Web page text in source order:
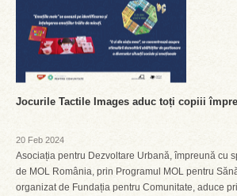
Jocurile Tactile Images aduc toți copiii
20 Feb 2024
Asociația pentru Dezvoltare Urbană, împreună cu
de MOL România, prin Programul MOL pentru
organizat de Fundația pentru Comunitate, aduce